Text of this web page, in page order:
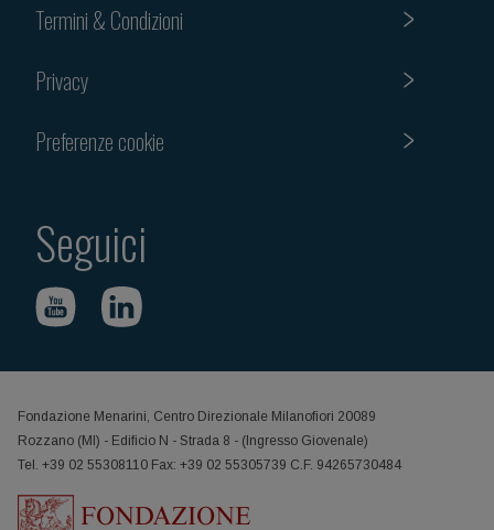
Termini & Condizioni
Privacy
Preferenze cookie
Seguici
Fondazione Menarini, Centro Direzionale Milanofiori 20089
Rozzano (MI) - Edificio N - Strada 8 - (Ingresso Giovenale)
Tel. +39 02 55308110 Fax: +39 02 55305739 C.F. 94265730484